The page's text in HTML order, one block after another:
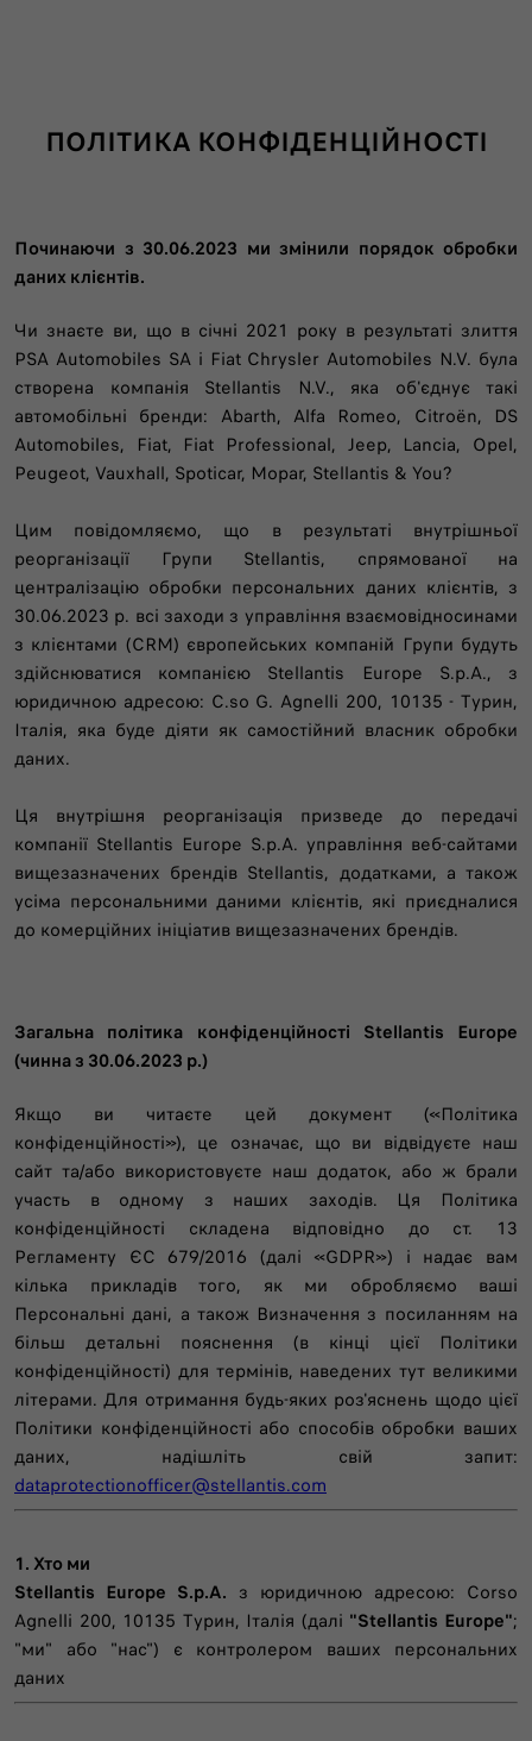
ПОЛІТИКА КОНФІДЕНЦІЙНОСТІ
Починаючи з 30.06.2023 ми змінили порядок обробки
даних клієнтів.
Чи знаєте ви, що в січні 2021 року в результаті злиття
PSA Automobiles SA і Fiat Chrysler Automobiles N.V. була
створена компанія Stellantis N.V., яка об'єднує такі
автомобільні бренди: Abarth, Alfa Romeo, Citroën, DS
Automobiles, Fiat, Fiat Professional, Jeep, Lancia, Opel,
Peugeot, Vauxhall, Spoticar, Mopar, Stellantis & You?
Цим повідомляємо, що в результаті внутрішньої
реорганізації Групи Stellantis, спрямованої на
централізацію обробки персональних даних клієнтів, з
30.06.2023 р. всі заходи з управління взаємовідносинами
з клієнтами (CRM) європейських компаній Групи будуть
здійснюватися компанією Stellantis Europe S.p.A., з
юридичною адресою: C.so G. Agnelli 200, 10135 - Турин,
Італія, яка буде діяти як самостійний власник обробки
даних.
Ця внутрішня реорганізація призведе до передачі
компанії Stellantis Europe S.p.A. управління веб-сайтами
вищезазначених брендів Stellantis, додатками, а також
усіма персональними даними клієнтів, які приєдналися
до комерційних ініціатив вищезазначених брендів.
Загальна політика конфіденційності Stellantis Europe
(чинна з 30.06.2023 р.)
Якщо ви читаєте цей документ («Політика
конфіденційності»), це означає, що ви відвідуєте наш
сайт та/або використовуєте наш додаток, або ж брали
участь в одному з наших заходів. Ця Політика
конфіденційності складена відповідно до ст. 13
Регламенту ЄС 679/2016 (далі «GDPR») і надає вам
кілька прикладів того, як ми обробляємо ваші
Персональні дані, а також Визначення з посиланням на
більш детальні пояснення (в кінці цієї Політики
конфіденційності) для термінів, наведених тут великими
літерами. Для отримання будь-яких роз'яснень щодо цієї
Політики конфіденційності або способів обробки ваших
даних, надішліть свій запит:
dataprotectionofficer@stellantis.com
1. Хто ми
Stellantis Europe S.p.A. з юридичною адресою: Corso
Agnelli 200, 10135 Турин, Італія (далі "Stellantis Europe";
"ми" або "нас") є контролером ваших персональних
даних